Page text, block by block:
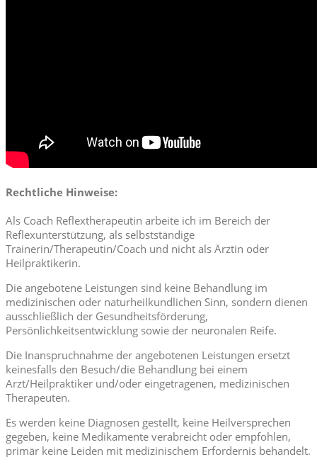
Rechtliche Hinweise:
Als Coach Reflextherapeutin arbeite ich im Bereich der
Reflexunterstützung, als selbstständige
Trainerin/Therapeutin/Coach und nicht als Ärztin oder
Heilpraktikerin.
Die angebotene Leistungen sind keine Behandlung im
medizinischen oder naturheilkundlichen Sinn, sondern dienen
ausschließlich der Gesundheitsförderung,
Persönlichkeitsentwicklung sowie der neuronalen Reife.
Die Inanspruchnahme der angebotenen Leistungen ersetzt
keinesfalls den Besuch/die Behandlung bei einem
Arzt/Heilpraktiker und/oder eingetragenen, medizinischen
Therapeuten.
Es werden keine Diagnosen gestellt, keine Heilversprechen
gegeben, keine Medikamente verabreicht oder empfohlen,
primär keine Leiden mit medizinischem Erfordernis behandelt.